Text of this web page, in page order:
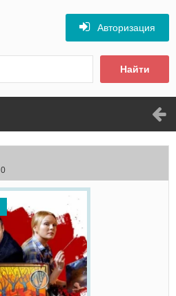
Найти
Авторизация
0